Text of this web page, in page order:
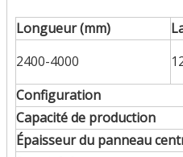
Longueur (mm)
2400-4000
Configuration
Capacité de production
Épaisseur du panneau